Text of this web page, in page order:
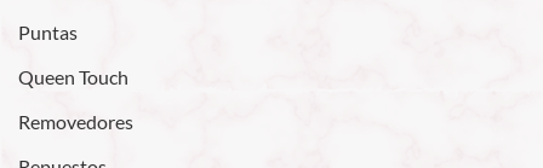
Puntas
Queen Touch
Removedores